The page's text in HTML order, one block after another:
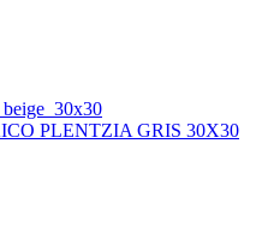
PLENTZIA GRIS 30X30